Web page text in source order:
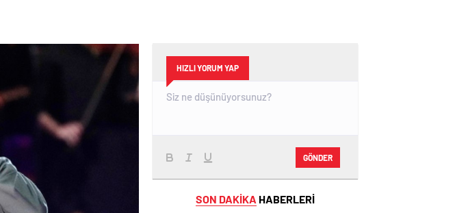
HIZLI YORUM YAP
GÖNDER
SON DAKİKA HABERLERİ